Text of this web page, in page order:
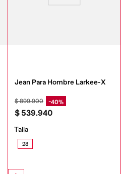
Jean Para Hombre Larkee-X
$899.900 40%
$ 539.940
Talla
28